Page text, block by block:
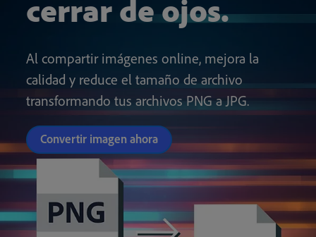
cerrar de ojos.
Al compartir imágenes online, mejora la
calidad y reduce el tamaño de archivo
transformando tus archivos PNG a JPG.
Convertir imagen ahora